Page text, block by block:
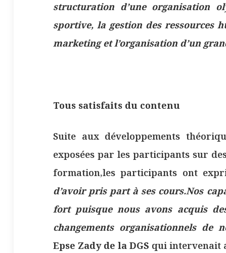
structuration d’une organisation
sportive, la gestion des ressources
marketing et l’organisation d’un
Tous satisfaits du contenu
Suite aux développements
exposées par les participants sur
formation,les participants ont
d’avoir pris part à ses cours.Nos
fort puisque nous avons acquis
changements organisationnels de
Epse Zady de la DGS qui intervenait